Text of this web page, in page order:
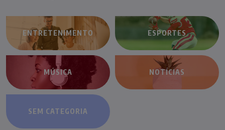
ENTRETENIMENTO ESPORTES
MÚSICA NOTÍCIAS
SEM CATEGORIA